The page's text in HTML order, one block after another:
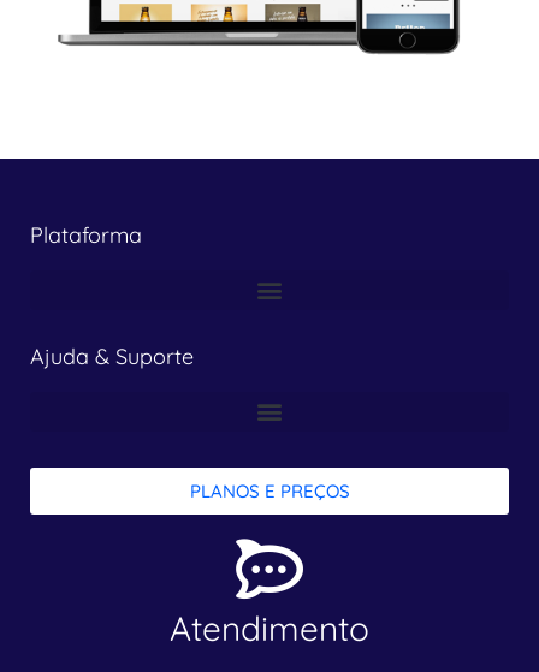
Plataforma
Ajuda & Suporte
PLANOS E PREÇOS
Atendimento